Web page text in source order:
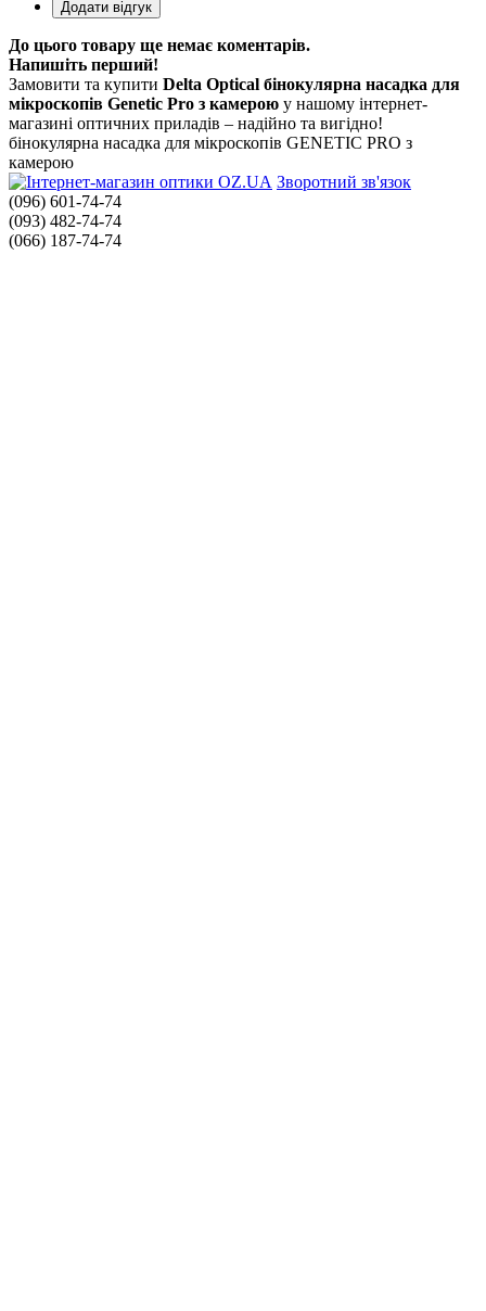
До цього товару ще немає коментарів.
Напишіть перший!
Замовити та купити Delta Optical бінокулярна насадка для
мікроскопів Genetic Pro з камерою у нашому інтернет-
магазині оптичних приладів – надійно та вигідно!
бінокулярна насадка для мікроскопів GENETIC PRO з
камерою
Зворотний зв'язок
(096) 601-74-74
(093) 482-74-74
(066) 187-74-74